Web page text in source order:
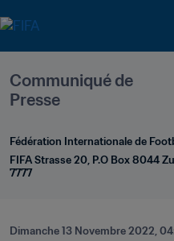
Communiqué de
Presse
Fédération Internationale de
FIFA Strasse 20, P.O Box 8044
7777
Dimanche 13 Novembre 2022,